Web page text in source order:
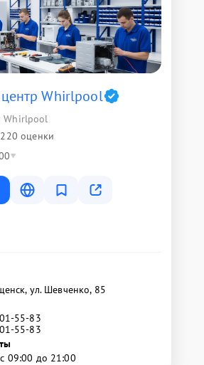
Whirlpool
Whirlpool
220 оценки
ул. Шевченко, 85
55-83
55-83
09:00 до 21:00